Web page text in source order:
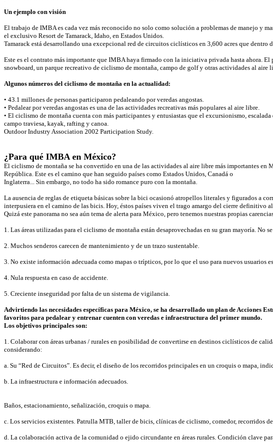
Un ejemplo con visión
El trabajo de IMBA es cada vez más reconocido no solo como solución a problemas de manejo y
el exclusivo Resort de Tamarack, Idaho, en Estados Unidos.
Tamarack está desarrollando una excepcional red de circuitos ciclísticos en 3,600 acres que dentro
Este es el contrato más importante que IMBA haya firmado con la iniciativa privada hasta ahora.
snowboard, un parque recreativo de ciclismo de montaña, campo de golf y otras actividades al aire
Algunos números del ciclismo de montaña en la actualidad:
• 43.1 millones de personas participaron pedaleando por veredas angostas.
• Pedalear por veredas angostas es una de las actividades recreativas más populares al aire libre.
• El ciclismo de montaña cuenta con más participantes y entusiastas que el excursionismo,
campo traviesa, kayak, rafting y canoa.
Outdoor Industry Association 2002 Participation Study.
¿Para qué IMBA en México?
El ciclismo de montaña se ha convertido en una de las actividades al aire libre más importantes
República. Este es el camino que han seguido países como Estados Unidos, Canadá o
Inglaterra... Sin embargo, no todo ha sido romance puro con la montaña.
La ausencia de reglas de etiqueta básicas sobre la bici ocasionó atropellos literales y figurados a
interpusiera en el camino de las bicis. Hoy, éstos países viven el trago amargo del cierre definitivo
Quizá este panorama no sea aún tema de alerta para México, pero tenemos nuestras propias
1. Las áreas utilizadas para el ciclismo de montaña están desaprovechadas en su gran mayoría. No
2. Muchos senderos carecen de mantenimiento y de un trazo sustentable.
3. No existe información adecuada como mapas o trípticos, por lo que el uso para nuevos usuarios
4. Nula respuesta en caso de accidente.
5. Creciente inseguridad por falta de un sistema de vigilancia.
Advirtiendo las necesidades específicas para México, se ha desarrollado un plan de Acciones
favoritos para pedalear y entrenar cuenten con veredas e infraestructura del primer mundo.
Los objetivos principales son:
1. Colaborar con áreas urbanas / rurales en posibilidad de convertirse en destinos ciclísticos de
considerando:
a. Su “Red de Circuitos”. Es decir, el diseño de los recorridos principales en un croquis o mapa,
b. La infraestructura e información adecuados.
Baños, estacionamiento, señalización, croquis o mapa.
c. Los servicios existentes. Patrulla MTB, taller de bicis, clínicas de ciclismo, comedor, recorridos
d. La colaboración activa de la comunidad o ejido circundante en áreas rurales. Condición clave